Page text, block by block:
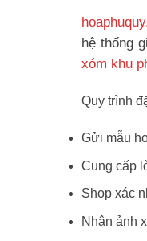
hệ thống
xóm khu
Quy trình
Gửi mẫu
Cung cấp
Shop xác
Nhận ảnh